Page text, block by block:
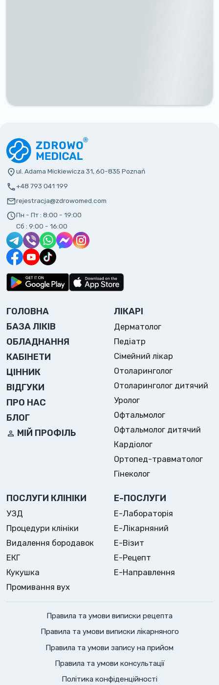
ul. Adama Mickiewicza 31, 60-835 Poznań
+48 793 041 199
rejestracja@zdrowomed.com
Пн - Пт : 8:00 - 19:00
Сб : 9:00 - 16:00
ГОЛОВНА
БАЗА ЛІКІВ
ОБЛАДНАННЯ
КАБІНЕТИ
ЦІННИК
ВІДГУКИ
ПРО НАС
БЛОГ
МІЙ ПРОФІЛЬ
ЛІКАРІ
Дерматолог
Педіатр
Сімейний лікар
Отоларинголог
Отоларинголог дитячий
Уролог
Офтальмолог
Офтальмолог дитячий
Кардіолог
Ортопед-травматолог
Гінеколог
ПОСЛУГИ КЛІНІКИ
УЗД
Процедури клініки
Видалення бородавок
ЕКГ
Кукушка
Промивання вух
Е-ПОСЛУГИ
Е-Лабораторія
Е-Лікарняний
Е-Візит
Е-Рецепт
Е-Направлення
Правила та умови виписки рецепта
Правила та умови виписки лікарняного
Правила та умови запису на прийом
Правила та умови консультації
Політика конфіденційності